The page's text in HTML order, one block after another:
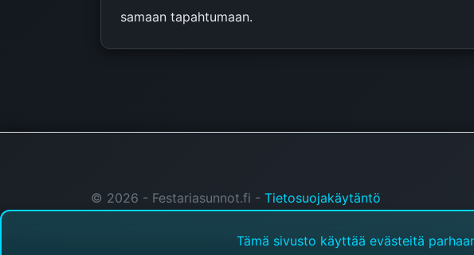
Tämä sivusto käyttää evästeitä
samaan tapahtumaan.
© 2026 - Festariasunnot.fi - Tietosuojakäytäntö